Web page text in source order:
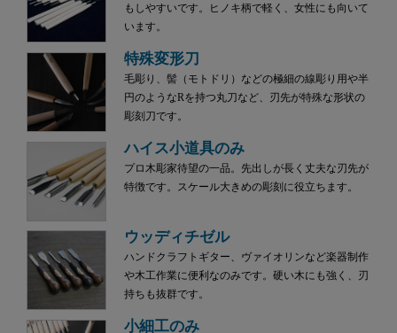
もしやすいです。ヒノキ柄で軽く、女性にも向いて
います。
特殊変形刀
毛彫り、髻（モトドリ）などの極細の線彫り用や半
円のようなRを持つ丸刀など、刃先が特殊な形状の
彫刻刀です。
ハイス小道具のみ
プロ木彫家待望の一品。先出しが長く丈夫な刃先が
特徴です。スケール大きめの彫刻に役立ちます。
ウッディチゼル
ハンドクラフトギター、ヴァイオリンなど楽器制作
や木工作業に便利なのみです。硬い木にも強く、刃
持ちも抜群です。
小細工のみ